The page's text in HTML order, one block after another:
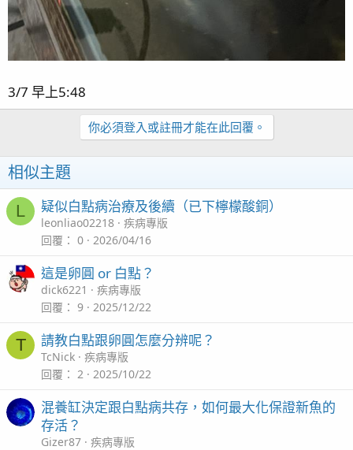
3/7 早上5:48
你必須登入或註冊才能在此回覆。
相似主題
L 疑似白點病治療及後續（已下檸檬酸銅）
leonliao02218
疾病專版
回覆
0 2026/04/16
這是卵圓 or 白點？
dick6221
疾病專版
回覆
9 2025/12/22
T 請教白點跟卵圓怎麼分辨呢？
TcNick
疾病專版
回覆
2 2025/10/22
混養缸決定跟白點病共存，如何最大化保證新魚的
存活？
Gizer87
疾病專版